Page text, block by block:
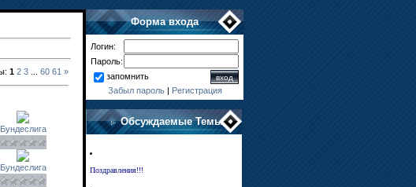
1 2 3 60 61 »
Бундеслига
Бундеслига
Форма входа
Логин:
Пароль:
запомнить
Забыл пароль| Регистрация
Обсуждаемые Темы
Поздравления!!!